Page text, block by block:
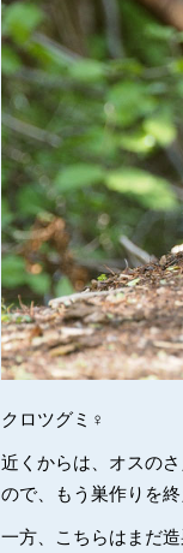
クロツグミ♀
近くからは、オスの
ので、もう巣作りを
一方、こちらはまだ